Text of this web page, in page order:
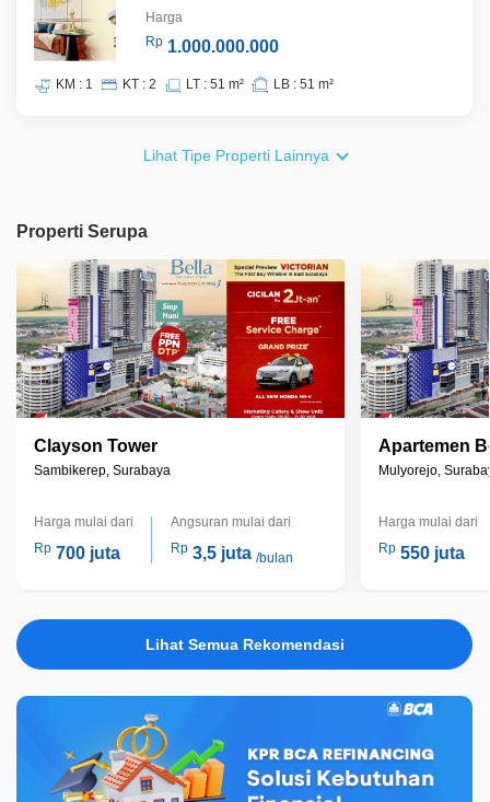
Harga
Rp 1.000.000.000
KM : 1 KT : 2 LT : 51 m² LB : 51 m²
Lihat Tipe Properti Lainnya
Properti Serupa
Clayson Tower
Sambikerep, Surabaya
Harga mulai dari
Rp 700 juta
Angsuran mulai dari
Rp 3,5 juta /bulan
Apartemen
Mulyorejo,
Harga mulai dari
Rp 550 juta
Lihat Semua Rekomendasi